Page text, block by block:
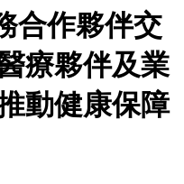
合作夥伴交
療夥伴及業
動健康保障